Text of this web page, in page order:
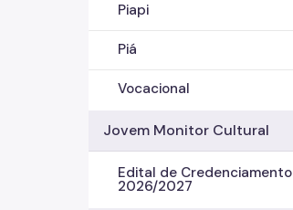
Piapi
Piá
Vocacional
Jovem Monitor Cultural
Edital de Credenciamento
2026/2027